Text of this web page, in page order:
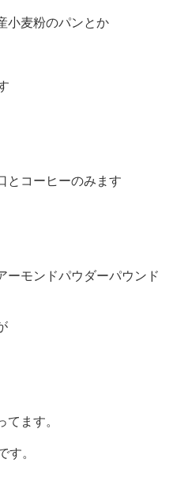
小麦粉のパンとか
とコーヒーのみます
ーモンドパウダーパウンド
ます。
す。